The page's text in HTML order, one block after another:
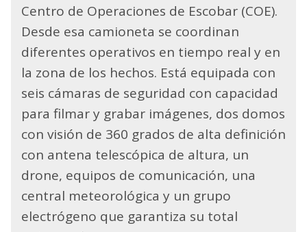
Centro de Operaciones de Escobar (COE).
Desde esa camioneta se coordinan
diferentes operativos en tiempo real y en
la zona de los hechos. Está equipada con
seis cámaras de seguridad con capacidad
para filmar y grabar imágenes, dos domos
con visión de 360 grados de alta definición
con antena telescópica de altura, un
drone, equipos de comunicación, una
central meteorológica y un grupo
electrógeno que garantiza su total